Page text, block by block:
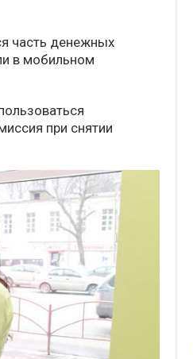
часть денежных
в мобильном
при снятии